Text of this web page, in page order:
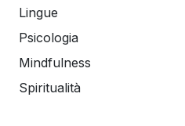
Lingue
Psicologia
Mindfulness
Spiritualità